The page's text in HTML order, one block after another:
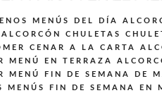
MENÚS DEL DÍA
CHULETAS
CENAR A LA CARTA
MENÚ EN TERRAZA
MENÚ FIN DE SEMANA DE
MENÚS FIN DE SEMANA EN